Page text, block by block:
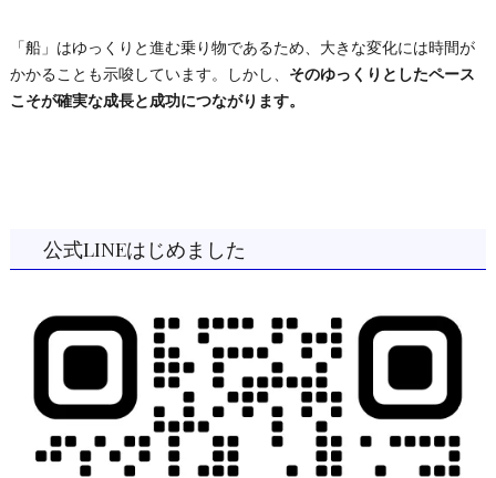
「船」はゆっくりと進む乗り物であるため、大きな変化には時間が
かかることも示唆しています。しかし、 そのゆっくりとしたペース
こそが確実な成長と成功につながります。
公式LINEはじめました